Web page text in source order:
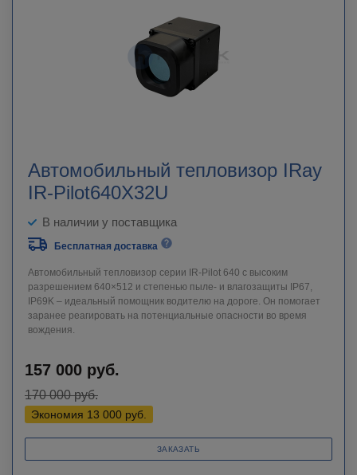
Автомобильный тепловизор IRay
IR-Pilot640X32U
В наличии у поставщика
Бесплатная доставка
Автомобильный тепловизор серии IR-Pilot 640 с высоким
разрешением 640×512 и степенью пыле- и влагозащиты IP67,
IP69K – идеальный помощник водителю на дороге. Он помогает
заранее реагировать на потенциальные опасности во время
вождения.
157 000 руб.
170 000руб.
Экономия 13 000 руб.
ЗАКАЗАТЬ